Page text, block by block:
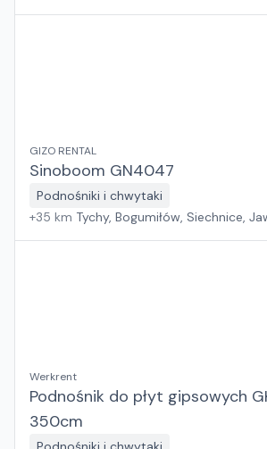
GIZO RENTAL
Sinoboom GN4047
Podnośniki i chwytaki
+35 km Tychy, Bogumiłów, Siechnice,
Werkrent
Podnośnik do płyt gipsowych
350cm